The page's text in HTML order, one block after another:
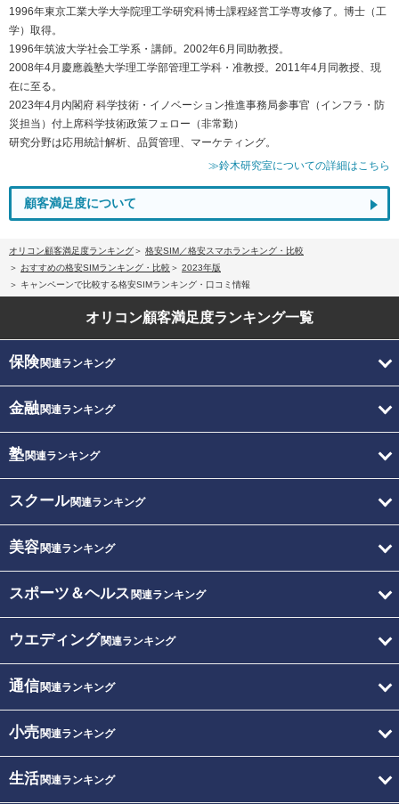
1996年東京工業大学大学院理工学研究科博士課程経営工学専攻修了。博士（工
学）取得。
1996年筑波大学社会工学系・講師。2002年6月同助教授。
2008年4月慶應義塾大学理工学部管理工学科・准教授。2011年4月同教授、現
在に至る。
2023年4月内閣府 科学技術・イノベーション推進事務局参事官（インフラ・防
災担当）付上席科学技術政策フェロー（非常勤）
研究分野は応用統計解析、品質管理、マーケティング。
≫鈴木研究室についての詳細はこちら
顧客満足度について
オリコン顧客満足度ランキング
格安SIM／格安スマホランキング・比較
おすすめの格安SIMランキング・比較
2023年版
キャンペーンで比較する格安SIMランキング・口コミ情報
オリコン顧客満足度ランキング一覧
保険関連ランキング
金融関連ランキング
塾関連ランキング
スクール関連ランキング
美容関連ランキング
スポーツ＆ヘルス 関連ランキング
ウエディング関連ランキング
通信関連ランキング
小売関連ランキング
生活関連ランキング